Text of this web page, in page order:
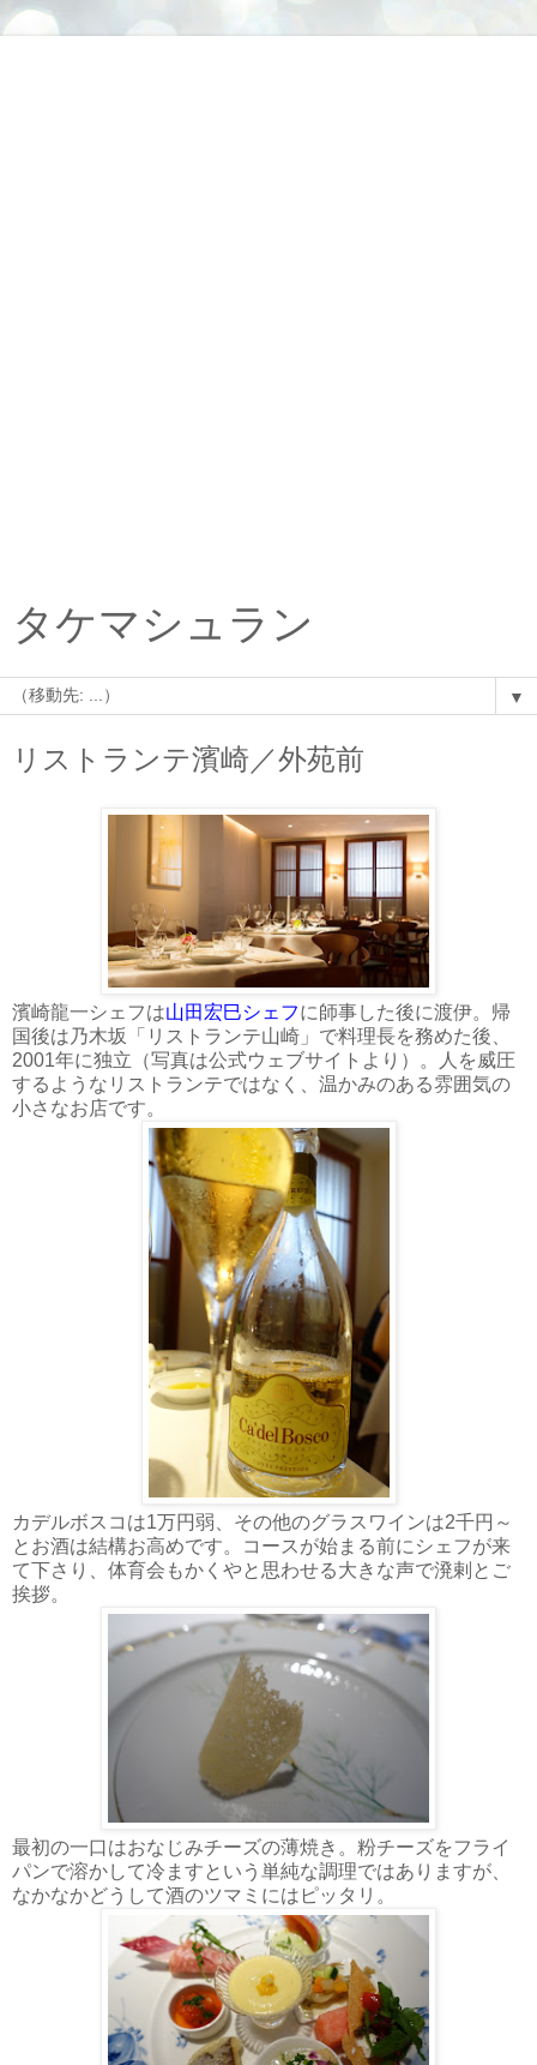
タケマシュラン
▼
リストランテ濱崎／外苑前
濱崎龍一シェフは山田宏巳シェフに師事した後に渡伊。帰
国後は乃木坂「リストランテ山崎」で料理長を務めた後、
2001年に独立（写真は公式ウェブサイトより）。人を威圧
するようなリストランテではなく、温かみのある雰囲気の
小さなお店です。
カデルボスコは1万円弱、その他のグラスワインは2千円～
とお酒は結構お高めです。コースが始まる前にシェフが来
て下さり、体育会もかくやと思わせる大きな声で溌剌とご
挨拶。
最初の一口はおなじみチーズの薄焼き。粉チーズをフライ
パンで溶かして冷ますという単純な調理ではありますが、
なかなかどうして酒のツマミにはピッタリ。